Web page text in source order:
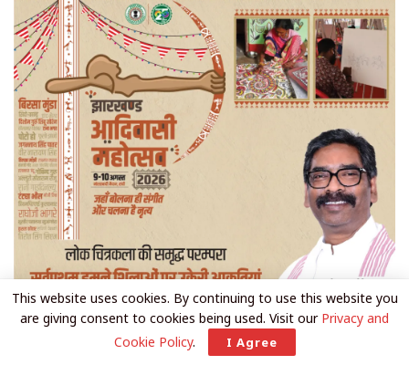
This website uses cookies. By continuing to use this website you
are giving consent to cookies being used. Visit our Privacy and
Cookie Policy. I Agree